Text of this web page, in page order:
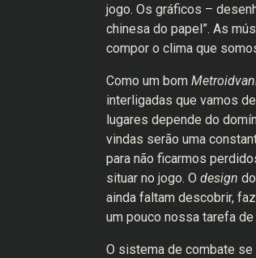
jogo. Os gráficos –
chinesa do papel”. As
compor o clima que
Como um bom
interligadas que vamos
lugares depende do
vindas serão uma
para não ficarmos
situar no jogo. O design
ainda faltam descobrir,
um pouco nossa tarefa de
O sistema de combate se